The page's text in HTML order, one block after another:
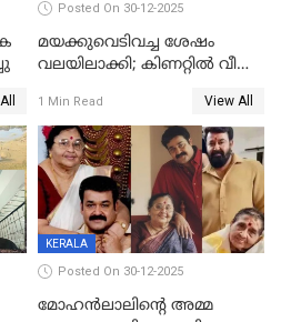
Posted On 30-12-2025
മയക്കുവെടിവച്ച ശേഷം
വലയിലാക്കി; കിണറ്റിൽ വീണ
1 Min Read View All
KERALA
Posted On 30-12-2025
മോഹന്‍ലാലിന്‍റെ അമ്മ